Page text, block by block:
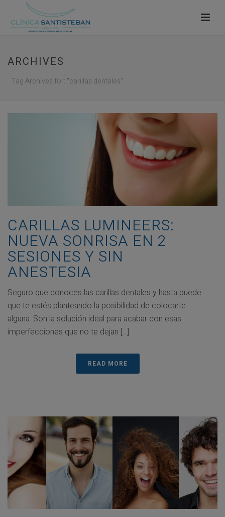
ARCHIVES
Tag Archives for: "carillas dentales"
CARILLAS LUMINEERS:
NUEVA SONRISA EN 2
SESIONES Y SIN
ANESTESIA
Seguro que conoces las carillas dentales y hasta puede
que te estés planteando la posibilidad de colocarte
alguna. Son la solución ideal para acabar con esas
imperfecciones que no te dejan [...]
READ MORE